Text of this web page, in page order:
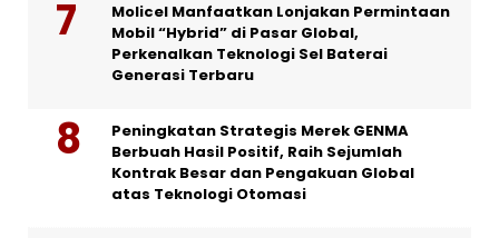
Molicel Manfaatkan Lonjakan Permintaan
Mobil “Hybrid” di Pasar Global,
Perkenalkan Teknologi Sel Baterai
Generasi Terbaru
Peningkatan Strategis Merek GENMA
Berbuah Hasil Positif, Raih Sejumlah
Kontrak Besar dan Pengakuan Global
atas Teknologi Otomasi